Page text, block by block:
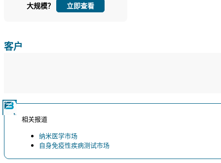
立即定制
大规模？
立即查看
客户
相关报道
纳米医学市场
自身免疫性疾病测试市场